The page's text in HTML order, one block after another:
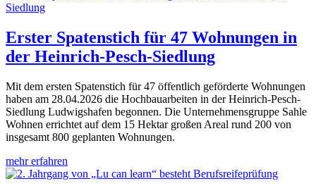
Erster Spatenstich für 47 Wohnungen in
der Heinrich-Pesch-Siedlung
Mit dem ersten Spatenstich für 47 öffentlich geförderte Wohnungen
haben am 28.04.2026 die Hochbauarbeiten in der Heinrich-Pesch-
Siedlung Ludwigshafen begonnen. Die Unternehmensgruppe Sahle
Wohnen errichtet auf dem 15 Hektar großen Areal rund 200 von
insgesamt 800 geplanten Wohnungen.
mehr erfahren